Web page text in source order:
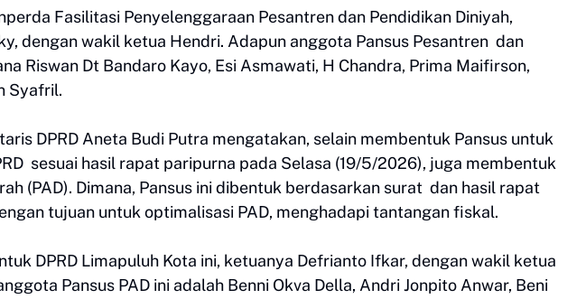
Fasilitasi Penyelenggaraan Pesantren dan Pendidikan Diniyah,
dengan wakil ketua Hendri. Adapun anggota Pansus Pesantren dan
Riswan Dt Bandaro Kayo, Esi Asmawati, H Chandra, Prima Maifirson,
Syafril.
DPRD Aneta Budi Putra mengatakan, selain membentuk Pansus untuk
sesuai hasil rapat paripurna pada Selasa (19/5/2026), juga membentuk
(PAD). Dimana, Pansus ini dibentuk berdasarkan surat dan hasil rapat
tujuan untuk optimalisasi PAD, menghadapi tantangan fiskal.
DPRD Limapuluh Kota ini, ketuanya Defrianto Ifkar, dengan wakil ketua
Pansus PAD ini adalah Benni Okva Della, Andri Jonpito Anwar, Beni